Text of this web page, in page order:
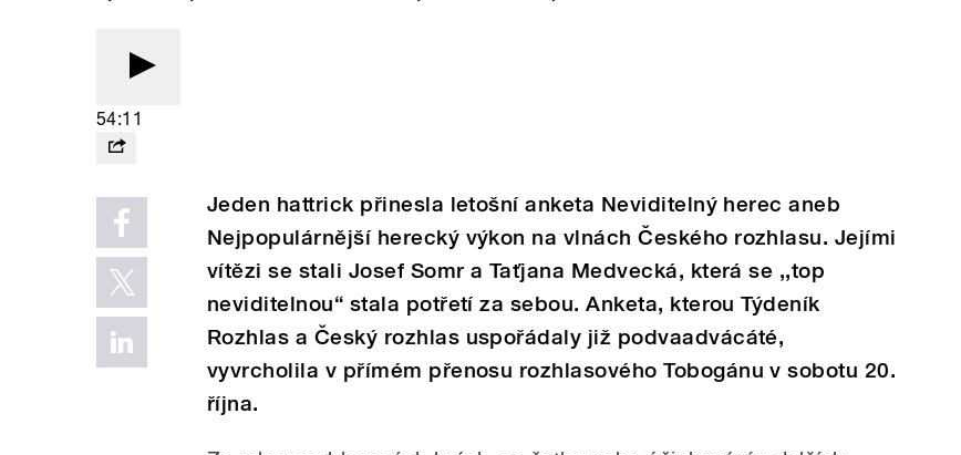
54:11
Jeden hattrick přinesla letošní anketa Neviditelný herec aneb
Nejpopulárnější herecký výkon na vlnách Českého rozhlasu. Jejími
vítězi se stali Josef Somr a Taťjana Medvecká, která se ,,top
neviditelnou“ stala potřetí za sebou. Anketa, kterou Týdeník
Rozhlas a Český rozhlas uspořádaly již podvaadvácáté,
vyvrcholila v přímém přenosu rozhlasového Tobogánu v sobotu 20.
října.